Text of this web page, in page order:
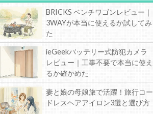
BRICKS ベンチワゴンレビュー｜
3WAYが本当に使えるか試してみ
た
ieGeekバッテリー式防犯カメラ
レビュー｜工事不要で本当に使え
るか確かめた
妻と娘の母娘旅で活躍！旅行コー
ドレスヘアアイロン3選と選び方